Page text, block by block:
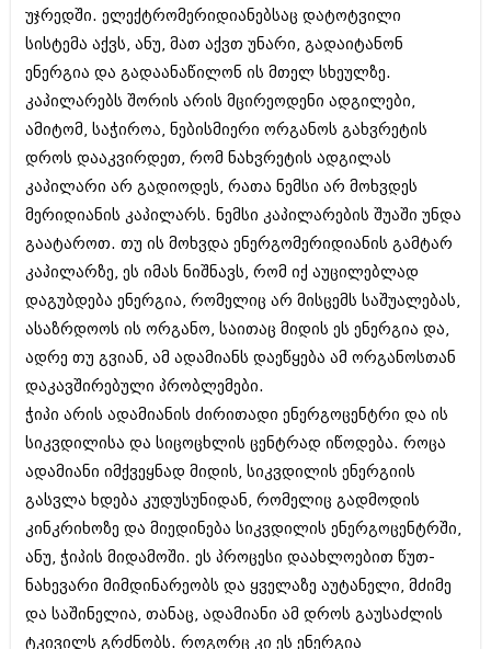
ოქტომბერი 2014 (292)
აგვისტო 2014 (248)
ივლისი 2014 (313)
ივნისი 2014 (366)
მაისი 2014 (313)
აპრილი 2014 (290)
მარტი 2014 (413)
თებერვალი 2014 (318)
იანვარი 2014 (297)
დეკემბერი 2013 (365)
ნოემბერი 2013 (279)
ოქტომბერი 2013 (256)
სექტემბერი 2013 (368)
ივლისი 2013 (182)
ივნისი 2013 (212)
მაისი 2013 (259)
აპრილი 2013 (304)
მარტი 2013 (352)
თებერვალი 2013 (204)
იანვარი 2013 (334)
დეკემბერი 2012 (98)
ნოემბერი 2012 (295)
ოქტომბერი 2012 (350)
სექტემბერი 2012 (264)
აგვისტო 2012 (268)
ივნისი 2012 (282)
მაისი 2012 (240)
უჯრედში. ელექტრომერიდიანებსაც დატოტვილი
სისტემა აქვს, ანუ, მათ აქვთ უნარი, გადაიტანონ
ენერგია და გადაანაწილონ ის მთელ სხეულზე.
კაპილარებს შორის არის მცირეოდენი ადგილები,
ამიტომ, საჭიროა, ნებისმიერი ორგანოს გახვრეტის
დროს დააკვირდეთ, რომ ნახვრეტის ადგილას
კაპილარი არ გადიოდეს, რათა ნემსი არ მოხვდეს
მერიდიანის კაპილარს. ნემსი კაპილარების შუაში უნდა
გაატაროთ. თუ ის მოხვდა ენერგომერიდიანის გამტარ
კაპილარზე, ეს იმას ნიშნავს, რომ იქ აუცილებლად
დაგუბდება ენერგია, რომელიც არ მისცემს საშუალებას,
ასაზრდოოს ის ორგანო, საითაც მიდის ეს ენერგია და,
ადრე თუ გვიან, ამ ადამიანს დაეწყება ამ ორგანოსთან
დაკავშირებული პრობლემები.
ჭიპი არის ადამიანის ძირითადი ენერგოცენტრი და ის
სიკვდილისა და სიცოცხლის ცენტრად იწოდება. როცა
ადამიანი იმქვეყნად მიდის, სიკვდილის ენერგიის
გასვლა ხდება კუდუსუნიდან, რომელიც გადმოდის
კინკრიხოზე და მიედინება სიკვდილის ენერგოცენტრში,
ანუ, ჭიპის მიდამოში. ეს პროცესი დაახლოებით წუთ-
ნახევარი მიმდინარეობს და ყველაზე აუტანელი, მძიმე
და საშინელია, თანაც, ადამიანი ამ დროს გაუსაძლის
ტკივილს გრძნობს. როგორც კი ეს ენერგია